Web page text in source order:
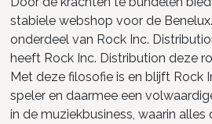
stabiele webshop voor de
onderdeel van Rock Inc.
heeft Rock Inc. Distribution deze
Met deze filosofie is en blijft Rock
speler en daarmee een
in de muziekbusiness, waarin